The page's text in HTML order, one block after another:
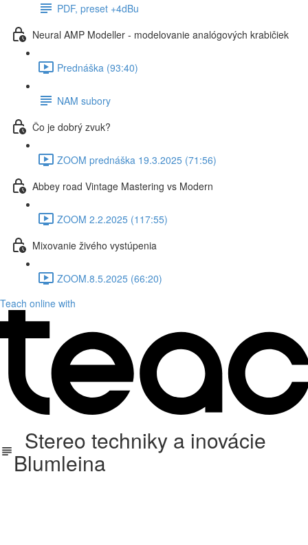
PDF, preset +4dBu
Neural AMP Modeller - modelovanie analógových krabičiek
Prednáška (93:40)
NAM subory
Čo je dobrý zvuk?
ZOOM prednáška 19.3.2025 (71:56)
Abbey road Vintage Mastering vs Modern
ZOOM 2.2.2025 (117:55)
Mixovanie živého vystúpenia
ZOOM.8.5.2025 (66:20)
Teach online with
Stereo techniky a inovácie
Blumleina